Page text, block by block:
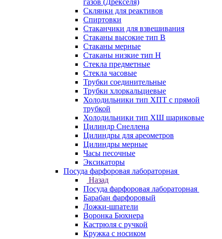
газов (Дрекселя)
Склянки для реактивов
Спиртовки
Стаканчики для взвешивания
Стаканы высокие тип В
Стаканы мерные
Стаканы низкие тип Н
Стекла предметные
Стекла часовые
Трубки соединительные
Трубки хлоркальциевые
Холодильники тип ХПТ с прямой
трубкой
Холодильники тип ХШ шариковые
Цилиндр Снеллена
Цилиндры для ареометров
Цилиндры мерные
Часы песочные
Эксикаторы
Посуда фарфоровая лабораторная
Назад
Посуда фарфоровая лабораторная
Барабан фарфоровый
Ложки-шпатели
Воронка Бюхнера
Кастрюля с ручкой
Кружка с носиком